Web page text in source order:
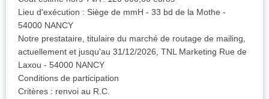
Lieu d'exécution : Siège de mmH - 33 bd de la Mothe -
54000 NANCY
Notre prestataire, titulaire du marché de routage de mailing,
actuellement et jusqu'au 31/12/2026, TNL Marketing Rue de
Laxou - 54000 NANCY
Conditions de participation
Critères : renvoi au R.C.